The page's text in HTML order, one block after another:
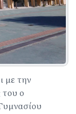
με την
του ο